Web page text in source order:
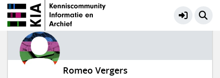
Romeo Vergers